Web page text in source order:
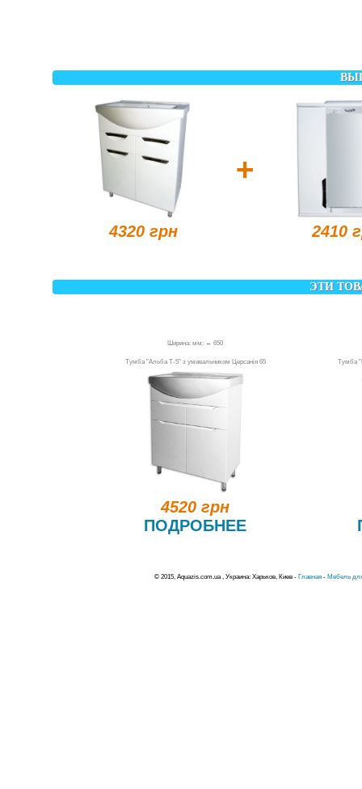
4320 грн
+
2410
ЭТИ
Ширина: мм: ↔ 650
Тумба "Альба Т-5" з умивальником Церсанія 65
4520 грн
ПОДРОБНЕЕ
Тумба
© 2015, Aquazis.com.ua , Украина: Харьков, Киев - Главная - Мебель